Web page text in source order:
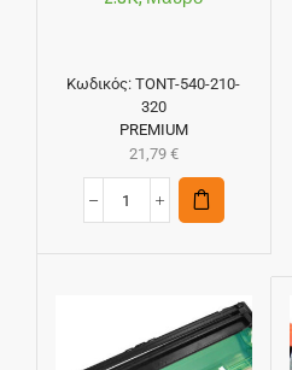
Κωδικός:TONT-540-210-
320
PREMIUM
21,79 €